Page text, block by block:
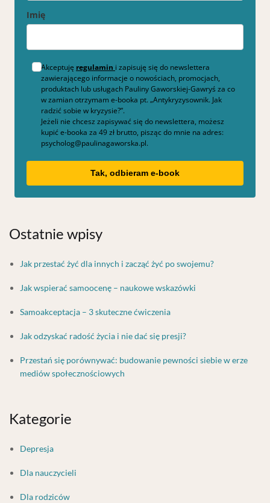
Imię
Akceptuję regulamin i zapisuję się do newslettera
zawierającego informacje o nowościach, promocjach,
produktach lub usługach Pauliny Gaworskiej-Gawryś za co
w zamian otrzymam e-booka pt. „Antykryzysownik. Jak
radzić sobie w kryzysie?”.
Jeżeli nie chcesz zapisywać się do newslettera, możesz
kupić e-booka za 49 zł brutto, pisząc do mnie na adres:
psycholog@paulinagaworska.pl.
Tak, odbieram e-book
Ostatnie wpisy
Jak przestać żyć dla innych i zacząć żyć po swojemu?
Jak wspierać samoocenę – naukowe wskazówki
Samoakceptacja – 3 skuteczne ćwiczenia
Jak odzyskać radość życia i nie dać się presji?
Przestań się porównywać: budowanie pewności siebie w erze
mediów społecznościowych
Kategorie
Depresja
Dla nauczycieli
Dla rodziców